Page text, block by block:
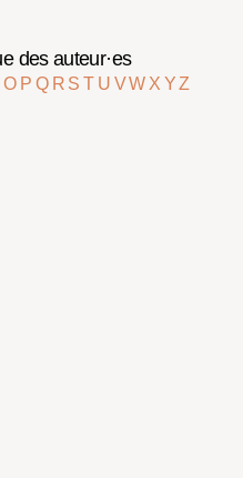
des auteur·es
O P Q R ST U VW X YZ